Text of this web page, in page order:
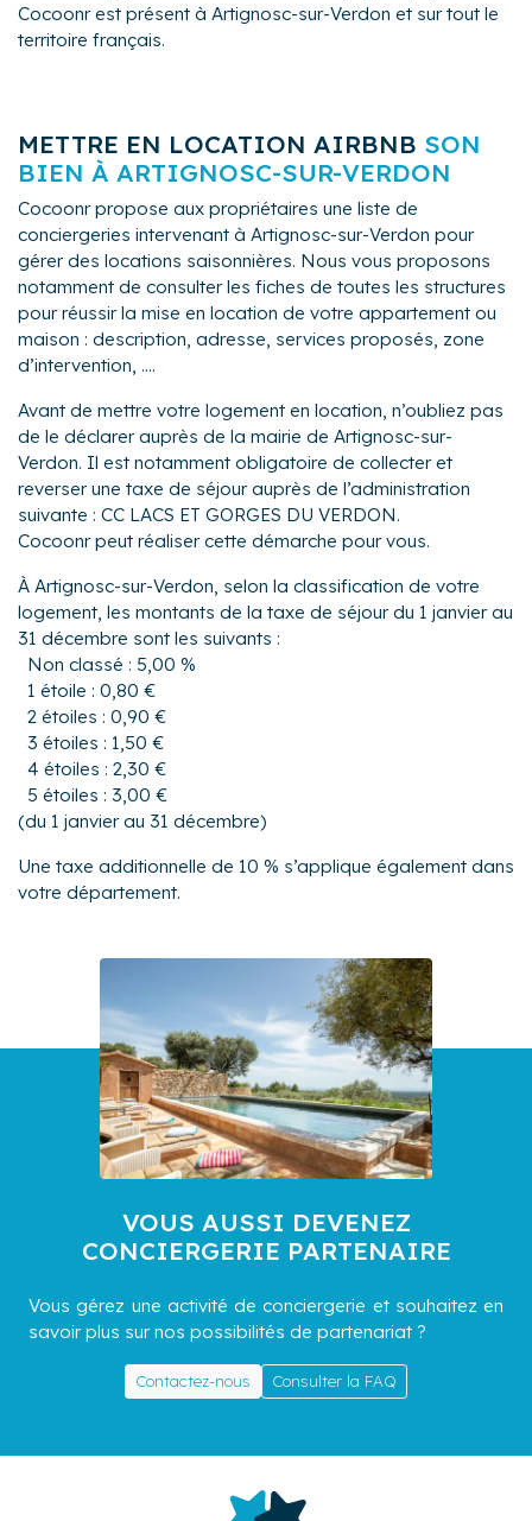
Cocoonr est présent à Artignosc-sur-Verdon et sur tout le
territoire français.
METTRE EN LOCATION AIRBNB SON
BIEN À ARTIGNOSC-SUR-VERDON
Cocoonr propose aux propriétaires une liste de
conciergeries intervenant à Artignosc-sur-Verdon pour
gérer des locations saisonnières. Nous vous proposons
notamment de consulter les fiches de toutes les structures
pour réussir la mise en location de votre appartement ou
maison : description, adresse, services proposés, zone
d’intervention, ....
Avant de mettre votre logement en location, n’oubliez pas
de le déclarer auprès de la mairie de Artignosc-sur-
Verdon. Il est notamment obligatoire de collecter et
reverser une taxe de séjour auprès de l’administration
suivante : CC LACS ET GORGES DU VERDON.
Cocoonr peut réaliser cette démarche pour vous.
À Artignosc-sur-Verdon, selon la classification de votre
logement, les montants de la taxe de séjour du 1 janvier au
31 décembre sont les suivants :
Non classé : 5,00 %
1 étoile : 0,80 €
2 étoiles : 0,90 €
3 étoiles : 1,50 €
4 étoiles : 2,30 €
5 étoiles : 3,00 €
(du 1 janvier au 31 décembre)
Une taxe additionnelle de 10 % s’applique également dans
votre département.
VOUS AUSSI DEVENEZ
CONCIERGERIE PARTENAIRE
Vous gérez une activité de conciergerie et souhaitez en
savoir plus sur nos possibilités de partenariat ?
Contactez-nous Consulter la FAQ